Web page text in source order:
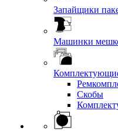
Запайщики
Машинки
Скобы